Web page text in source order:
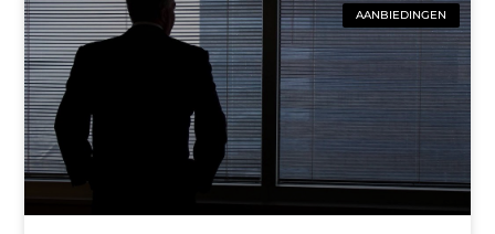
AANBIEDINGEN